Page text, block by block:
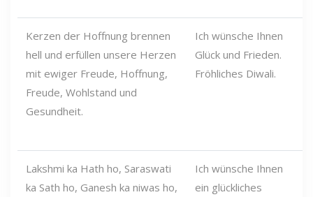
Kerzen der Hoffnung brennen
hell und erfüllen unsere Herzen
mit ewiger Freude, Hoffnung,
Freude, Wohlstand und
Gesundheit.
Ich wünsche Ihnen
Glück und Frieden.
Fröhliches Diwali.
Lakshmi ka Hath ho, Saraswati
ka Sath ho, Ganesh ka niwas ho,
Ich wünsche Ihnen
ein glückliches